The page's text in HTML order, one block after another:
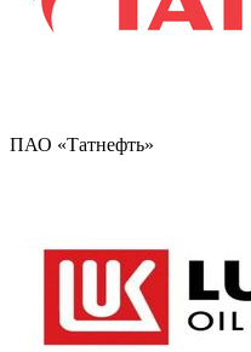
ПАО «Татнефть»